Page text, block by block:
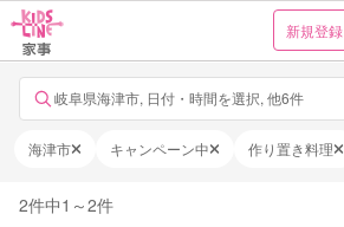
新規登録
岐阜県海津市, 日付・時間を選択, 他6件
海津市 キャンペーン中 作り置き料理
2件中1 ～2件